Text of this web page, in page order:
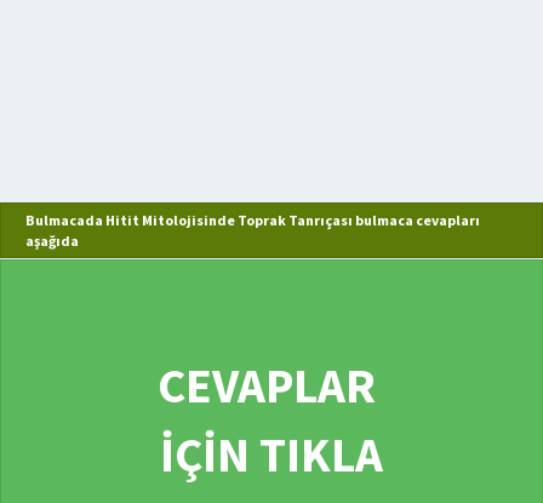
Bulmacada Hitit Mitolojisinde Toprak Tanrıçası bulmaca cevapları
aşağıda
CEVAPLAR
İÇİN TIKLA